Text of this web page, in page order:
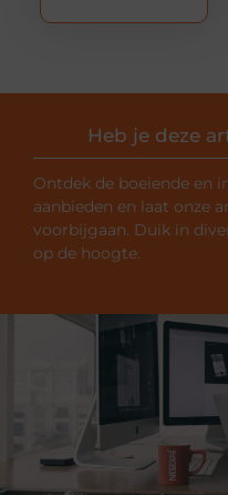
Heb je deze
Ontdek de boeiende en
aanbieden en laat onze
voorbijgaan. Duik in
op de hoogte.